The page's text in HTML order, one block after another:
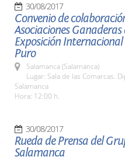
30/08/2017
Convenio de
Asociaciones Ganaderas
Exposición
Puro
Salamanca (Salamanca)
Lugar: Sala de las Comarcas.
Salamanca
Hora: 12:00 h.
30/08/2017
Rueda de Prensa del
Salamanca